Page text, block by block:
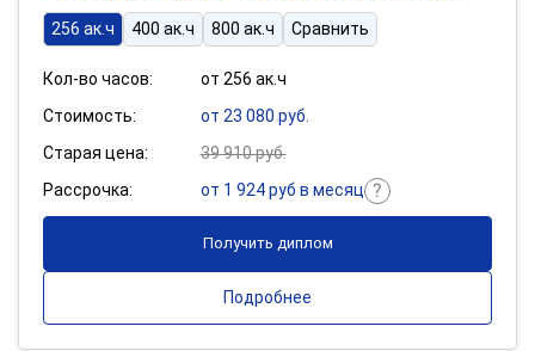
256 ак.ч 400 ак.ч 800 ак.ч Сравнить
Кол-во часов:
от 256 ак.ч
Стоимость:
от 23 080 руб.
Старая цена:
39 910 руб.
Рассрочка:
от 1 924 руб в месяц
Получить диплом
Подробнее